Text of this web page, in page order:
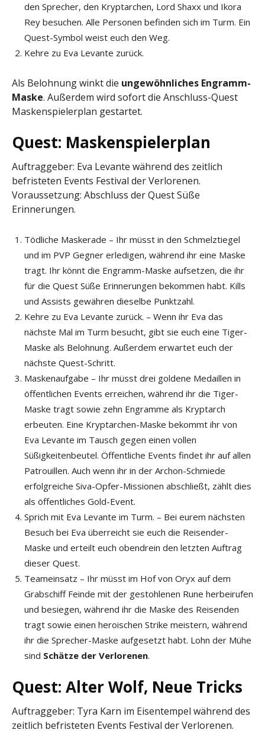
den Sprecher, den Kryptarchen, Lord Shaxx und Ikora
Rey besuchen. Alle Personen befinden sich im Turm. Ein
Quest-Symbol weist euch den Weg.
Kehre zu Eva Levante zurück.
Als Belohnung winkt die ungewöhnliches Engramm-
Maske. Außerdem wird sofort die Anschluss-Quest
Maskenspielerplan gestartet.
Quest: Maskenspielerplan
Auftraggeber: Eva Levante während des zeitlich
befristeten Events Festival der Verlorenen.
Voraussetzung: Abschluss der Quest Süße
Erinnerungen.
Tödliche Maskerade – Ihr müsst in den Schmelztiegel
und im PVP Gegner erledigen, während ihr eine Maske
tragt. Ihr könnt die Engramm-Maske aufsetzen, die ihr
für die Quest Süße Erinnerungen bekommen habt. Kills
und Assists gewähren dieselbe Punktzahl.
Kehre zu Eva Levante zurück. – Wenn ihr Eva das
nächste Mal im Turm besucht, gibt sie euch eine Tiger-
Maske als Belohnung. Außerdem erwartet euch der
nächste Quest-Schritt.
Maskenaufgabe – Ihr müsst drei goldene Medaillen in
öffentlichen Events erreichen, während ihr die Tiger-
Maske tragt sowie zehn Engramme als Kryptarch
erbeuten. Eine Kryptarchen-Maske bekommt ihr von
Eva Levante im Tausch gegen einen vollen
Süßigkeitenbeutel. Öffentliche Events findet ihr auf allen
Patrouillen. Auch wenn ihr in der Archon-Schmiede
erfolgreiche Siva-Opfer-Missionen abschließt, zählt dies
als öffentliches Gold-Event.
Sprich mit Eva Levante im Turm. – Bei eurem nächsten
Besuch bei Eva überreicht sie euch die Reisender-
Maske und erteilt euch obendrein den letzten Auftrag
dieser Quest.
Teameinsatz – Ihr müsst im Hof von Oryx auf dem
Grabschiff Feinde mit der gestohlenen Rune herbeirufen
und besiegen, während ihr die Maske des Reisenden
tragt sowie einen heroischen Strike meistern, während
ihr die Sprecher-Maske aufgesetzt habt. Lohn der Mühe
sind Schätze der Verlorenen.
Quest: Alter Wolf, Neue Tricks
Auftraggeber: Tyra Karn im Eisentempel während des
zeitlich befristeten Events Festival der Verlorenen.